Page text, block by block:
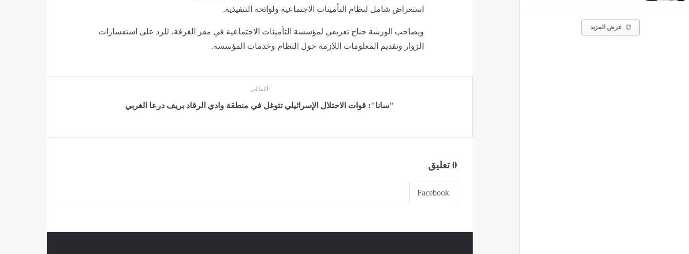
عرض المزيد
استعراض شامل لنظام التأمينات الاجتماعية ولوائحه التنفيذية.
ويصاحب الورشة جناح تعريفي لمؤسسة التأمينات الاجتماعية في مقر الغرفة، للرد على استفسارات
الزوار وتقديم المعلومات اللازمة حول النظام وخدمات المؤسسة.
التالى
"سانا": قوات الاحتلال الإسرائيلي تتوغل في منطقة وادي الرقاد ‏بريف درعا الغربي‎
0 تعليق
Facebook